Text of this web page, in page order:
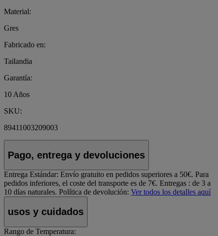
Material:
Gres
Fabricado en:
Tailandia
Garantía:
10 Años
SKU:
89411003209003
Pago, entrega y devoluciones
Entrega Estándar: Envío gratuito en pedidos superiores a 50€. Para
pedidos inferiores, el coste del transporte es de 7€. Entregas : de 3 a
10 días naturales. Política de devolución: Ver todos los detalles aquí
usos y cuidados
Rango de Temperatura: